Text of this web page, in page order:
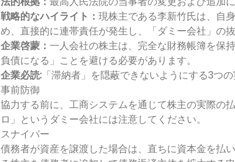
戦略的なハイライト： 現株主である李新竹氏は、自
め、直接的に連帯責任が発生し、「ダミー会社」の
企業啓蒙： 一人会社の株主は、完全な財務帳簿を保
負債になる」ことを避ける必要があります。
企業必読: 「滞納者」を隠蔽できないようにする3つ
事前防御
協力する前に、工商システムを通じて株主の実際の
ロ」というダミー会社には注意してください。
スナイパー
債務者が資産を譲渡した場合は、直ちに資本金を払